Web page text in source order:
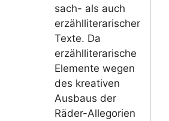
sach- als auch
erzählliterarischer
Texte. Da
erzählliterarische
Elemente wegen
des kreativen
Ausbaus der
Räder-Allegorien